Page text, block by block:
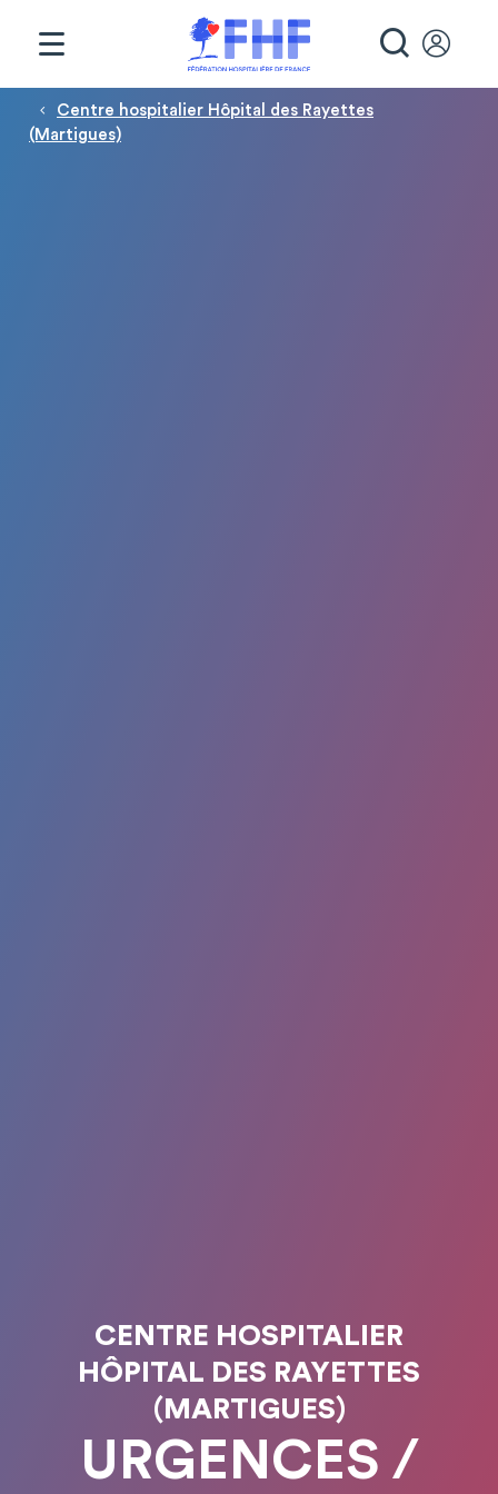
Fil d'Ariane
Centre hospitalier Hôpital des Rayettes
(Martigues)
CENTRE HOSPITALIER
HÔPITAL DES RAYETTES
(MARTIGUES)
URGENCES /
Panneau de gestion des cookies